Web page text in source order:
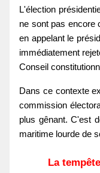
L'élection
ne sont pas encore
en appelant le
immédiatement
Conseil
Dans ce contexte
commission
plus gênant. C'est
maritime lourde de
La